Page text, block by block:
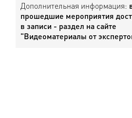
Дополнительная информация:
прошедшие мероприятия
в записи - раздел на сайте
"Видеоматериалы от